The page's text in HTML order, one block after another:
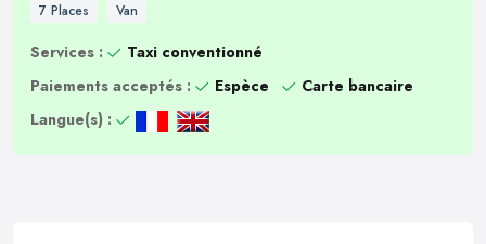
7 Places Van
Services :
Taxi conventionné
Paiements acceptés :
Espèce
Carte bancaire
Langue(s) :